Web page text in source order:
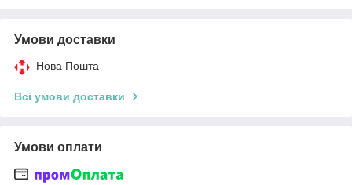
Умови доставки
Нова Пошта
Всі умови доставки
Умови оплати